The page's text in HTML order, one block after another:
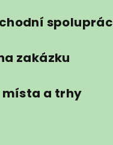
zakázku
místa a trhy